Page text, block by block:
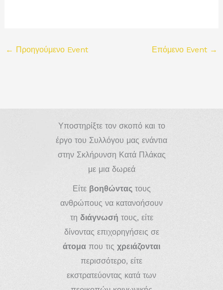
← Προηγούμενο Event Επόμενο Event →
Υποστηρίξτε τον σκοπό και το
έργο του Συλλόγου μας ενάντια
στην Σκλήρυνση Κατά Πλάκας
με μια δωρεά
Είτε βοηθώνταςτους
ανθρώπους να κατανοήσουν
τη διάγνωσή τους, είτε
δίνοντας επιχορηγήσεις σε
άτομα που τις χρειάζονται
περισσότερο, είτε
εκστρατεύοντας κατά των